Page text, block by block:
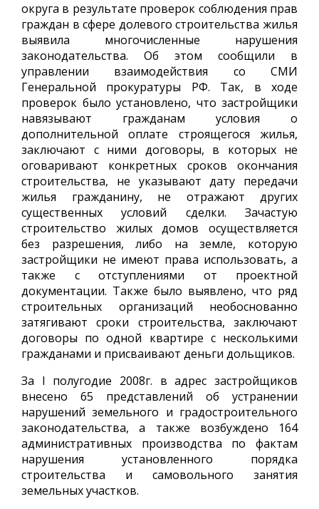
округа в результате проверок соблюдения прав
граждан в сфере долевого строительства жилья
выявила многочисленные нарушения
законодательства. Об этом сообщили в
управлении взаимодействия со СМИ
Генеральной прокуратуры РФ. Так, в ходе
проверок было установлено, что застройщики
навязывают гражданам условия о
дополнительной оплате строящегося жилья,
заключают с ними договоры, в которых не
оговаривают конкретных сроков окончания
строительства, не указывают дату передачи
жилья гражданину, не отражают других
существенных условий сделки. Зачастую
строительство жилых домов осуществляется
без разрешения, либо на земле, которую
застройщики не имеют права использовать, а
также с отступлениями от проектной
документации. Также было выявлено, что ряд
строительных организаций необоснованно
затягивают сроки строительства, заключают
договоры по одной квартире с несколькими
гражданами и присваивают деньги дольщиков.
За I полугодие 2008г. в адрес застройщиков
внесено 65 представлений об устранении
нарушений земельного и градостроительного
законодательства, а также возбуждено 164
административных производства по фактам
нарушения установленного порядка
строительства и самовольного занятия
земельных участков.